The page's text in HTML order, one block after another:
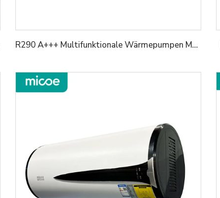
R290 A+++ Multifunktionale Wärmepumpen Monoblock Heizung/Kühlung+Trinkwasserlösung mit SG-Ready 6KW/12KW/18KW